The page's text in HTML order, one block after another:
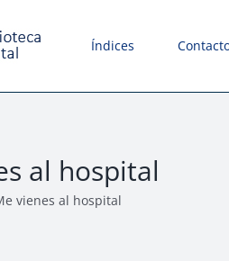
Índices
al hospital
vienes al hospital